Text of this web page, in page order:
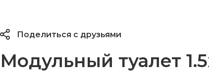
Поделиться с друзьями
Модульный туалет